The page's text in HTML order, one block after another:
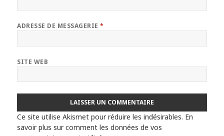
ADRESSE DE MESSAGERIE*
SITE WEB
Ce site utilise Akismet pour réduire les indésirables. En
savoir plus sur comment les données de vos